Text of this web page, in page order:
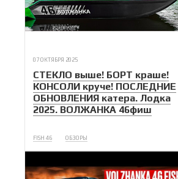
07 ОКТЯБРЯ 2025
СТЕКЛО выше! БОРТ краше!
КОНСОЛИ круче! ПОСЛЕДНИЕ
ОБНОВЛЕНИЯ катера. Лодка
2025. ВОЛЖАНКА 46фиш
FISH 46 ОБЗОРЫ